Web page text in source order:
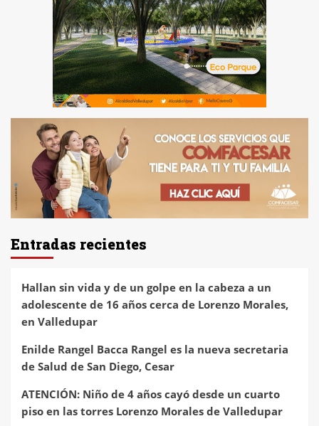
Entradas recientes
Hallan sin vida y de un golpe en la cabeza a un
adolescente de 16 años cerca de Lorenzo Morales,
en Valledupar
Enilde Rangel Bacca Rangel es la nueva secretaria
de Salud de San Diego, Cesar
ATENCIÓN: Niño de 4 años cayó desde un cuarto
piso en las torres Lorenzo Morales de Valledupar